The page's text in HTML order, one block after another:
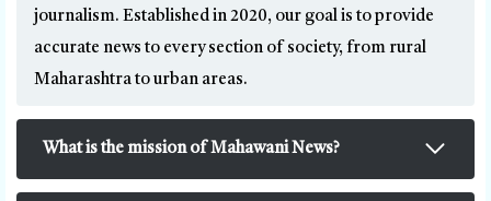
journalism. Established in 2020, our goal is to provide
accurate news to every section of society, from rural
Maharashtra to urban areas.
What is the mission of Mahawani News?